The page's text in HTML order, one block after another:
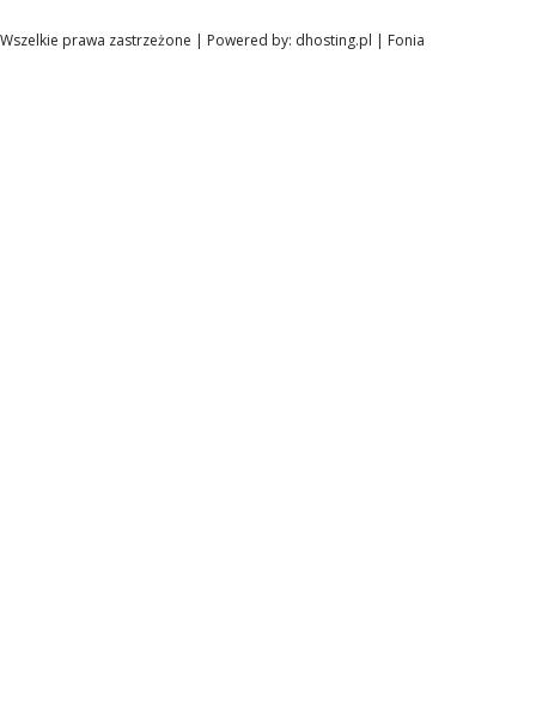
Wszelkie prawa zastrzeżone | Powered by: dhosting.pl | Fonia